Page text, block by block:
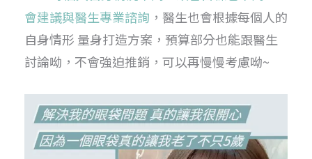
會建議與醫生專業諮詢 ，醫生也會根據每個人的
自身情形 量身打造方案，預算部分也能跟醫生
討論呦，不會強迫推銷，可以再慢慢考慮呦~